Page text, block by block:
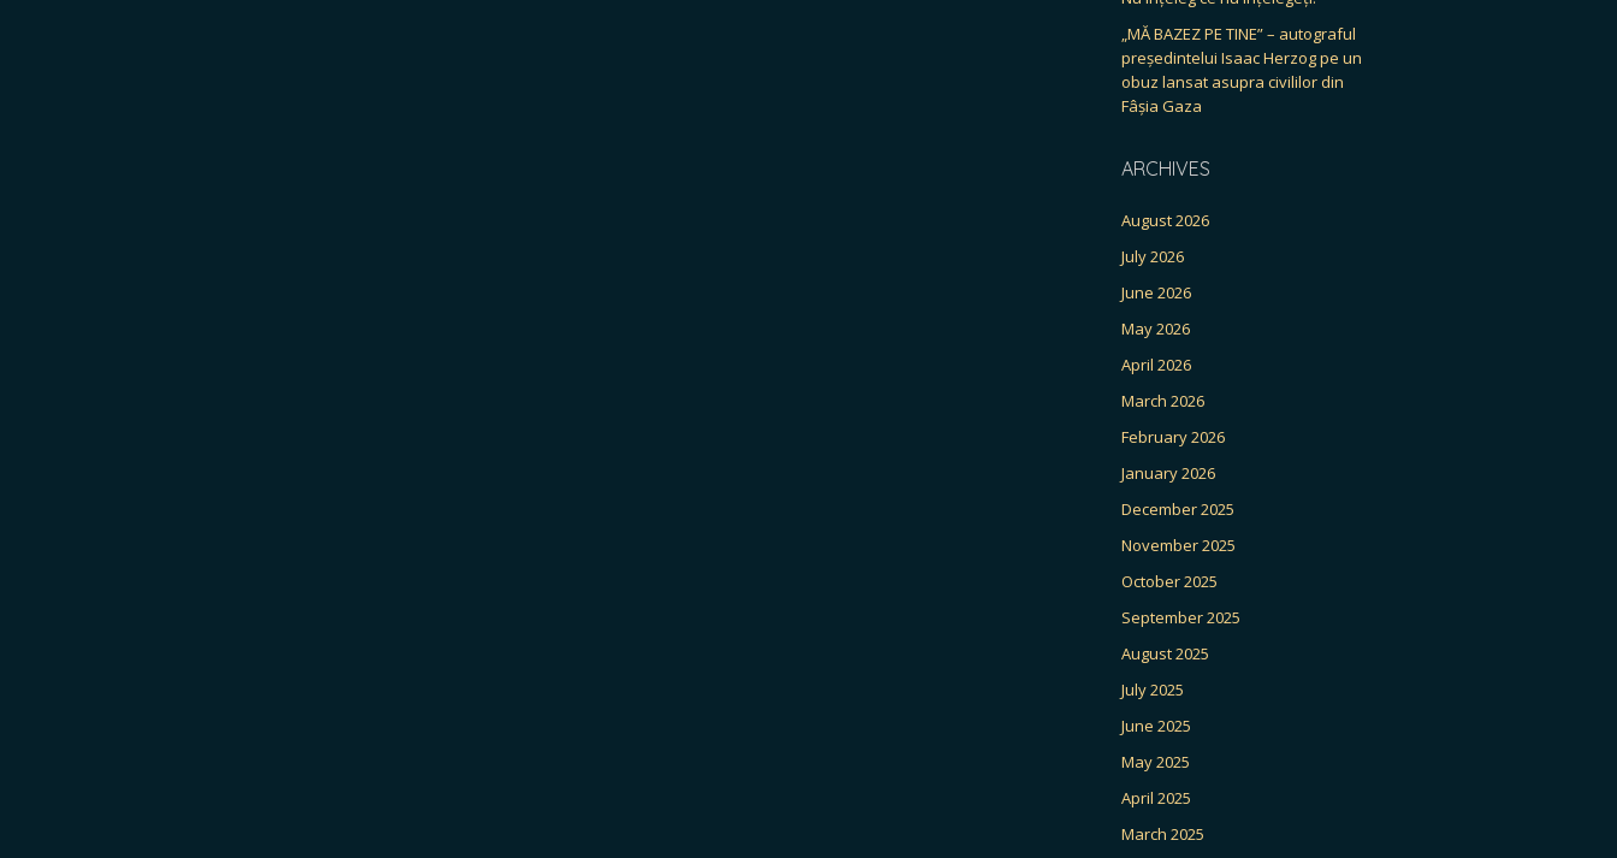
„MĂ BAZEZ PE TINE” – autograful
președintelui Isaac Herzog pe un
obuz lansat asupra civililor din
Fâșia Gaza
ARCHIVES
August 2026
July 2026
June 2026
May 2026
April 2026
March 2026
February 2026
January 2026
December 2025
November 2025
October 2025
September 2025
August 2025
July 2025
June 2025
May 2025
April 2025
March 2025